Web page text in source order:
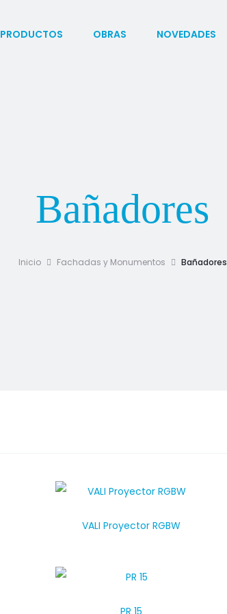
PRODUCTOS OBRAS NOVEDADES
Bañadores
Inicio Fachadas y Monumentos Bañadores
VALI Proyector RGBW
PR 15